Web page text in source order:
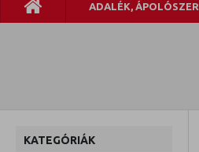
ADALÉK, ÁPOLÓSZER
KATEGÓRIÁK